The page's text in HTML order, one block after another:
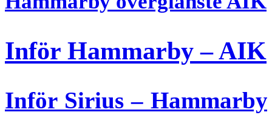
Inför Hammarby – AIK
Inför Sirius – Hammarby